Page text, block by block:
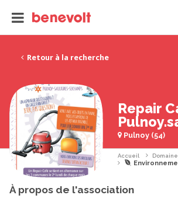
Retour à la recherche
Repair
Pulnoy (54)
Accueil
À propos de l'association